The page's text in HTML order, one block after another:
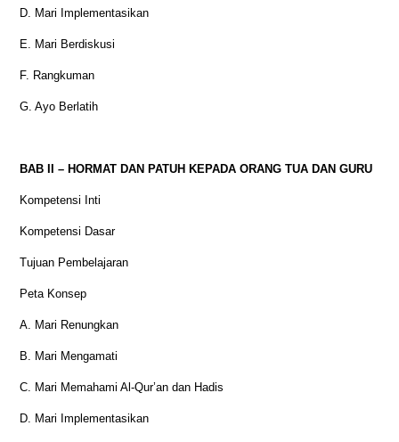
D. Mari Implementasikan
E. Mari Berdiskusi
F. Rangkuman
G. Ayo Berlatih
BAB II – HORMAT DAN PATUH KEPADA ORANG TUA DAN GURU
Kompetensi Inti
Kompetensi Dasar
Tujuan Pembelajaran
Peta Konsep
A. Mari Renungkan
B. Mari Mengamati
C. Mari Memahami Al-Qur’an dan Hadis
D. Mari Implementasikan